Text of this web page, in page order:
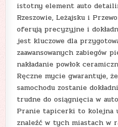
istotny element auto
Rzeszowie, Leżajsku i
oferują precyzyjne i
jest kluczowe dla
zaawansowanych zabiegów
nakładanie powłok
Ręczne mycie gwarantuje,
samochodu zostanie
trudne do osiągnięcia w
Pranie tapicerki to kolejna
znaleźć w tych miastach w